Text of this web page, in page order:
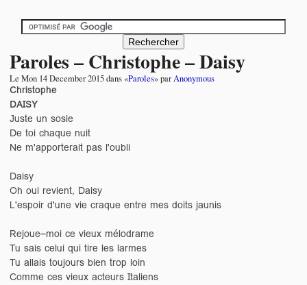
Paroles – Christophe – Daisy
Le Mon 14 December 2015dans «Paroles» parAnonymous
Christophe
DAISY
Juste un sosie
De toi chaque nuit
Ne m'apporterait pas l'oubli
Daisy
Oh oui revient, Daisy
L'espoir d'une vie craque entre mes doits jaunis
Rejoue–moi ce vieux mélodrame
Tu sais celui qui tire les larmes
Tu allais toujours bien trop loin
Comme ces vieux acteurs Italiens